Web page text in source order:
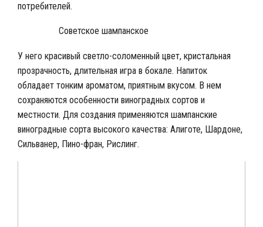
потребителей.
Советское шампанское
У него красивый светло-соломенный цвет, кристальная
прозрачность, длительная игра в бокале. Напиток
обладает тонким ароматом, приятным вкусом. В нем
сохраняются особенности виноградных сортов и
местности. Для создания применяются шампанские
виноградные сорта высокого качества: Алиготе, Шардоне,
Сильванер, Пино-фран, Рислинг.